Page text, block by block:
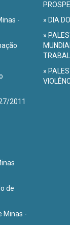
-
2011
de
Minas -
» DIA
»
»